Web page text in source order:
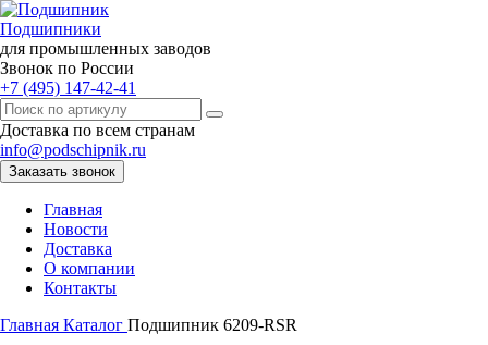
Подшипники
для промышленных заводов
Звонок по России
+7 (495) 147-42-41
Доставка по всем странам
info@podschipnik.ru
Заказать звонок
Главная
Новости
Доставка
О компании
Контакты
Главная Каталог Подшипник 6209-RSR